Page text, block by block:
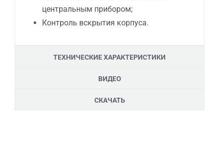
центральным прибором;
Контроль вскрытия корпуса.
ТЕХНИЧЕСКИЕ ХАРАКТЕРИСТИКИ
ВИДЕО
СКАЧАТЬ